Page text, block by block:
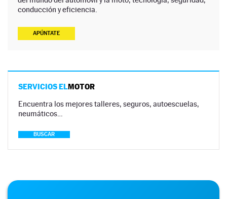
conducción y eficiencia.
APÚNTATE
SERVICIOS ELMOTOR
Encuentra los mejores talleres, seguros, autoescuelas,
neumáticos…
BUSCAR